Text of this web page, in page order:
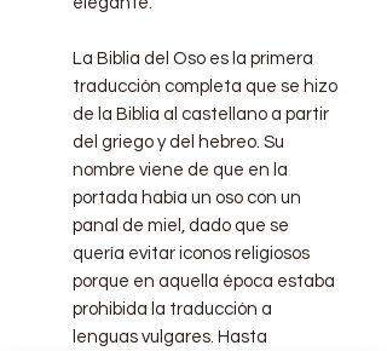
La Biblia del Oso es la primera
traducción completa que se hizo
de la Biblia al castellano a partir
del griego y del hebreo. Su
nombre viene de que en la
portada había un oso con un
panal de miel, dado que se
quería evitar iconos religiosos
porque en aquella época estaba
prohibida la traducción a
lenguas vulgares. Hasta